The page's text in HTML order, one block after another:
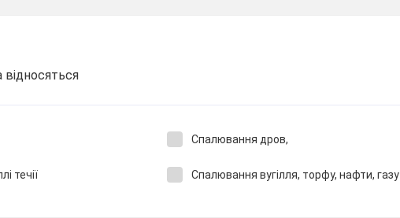
Спалювання дров,
течії Спалювання вугілля, торфу, нафти, газу